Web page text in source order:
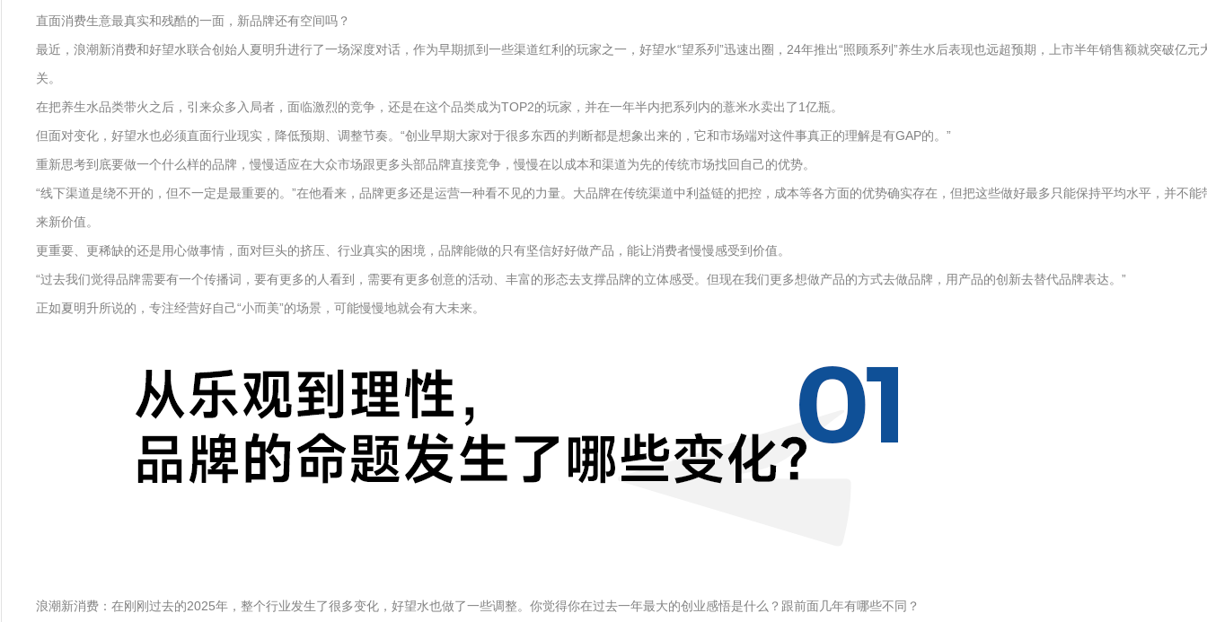
直面消费生意最真实和残酷的一面，新品牌还有空间吗？
最近，浪潮新消费和好望水联合创始人夏明升进行了一场深度对话，作为早期抓到一些渠道红利的玩家之一，好望水“望系列”迅速出圈，24年推出“照顾系列”养生水后表现也远超预期，上市半年销售额就突破亿元
关。
在把养生水品类带火之后，引来众多入局者，面临激烈的竞争，还是在这个品类成为TOP2的玩家，并在一年半内把系列内的薏米水卖出了1亿瓶。
但面对变化，好望水也必须直面行业现实，降低预期、调整节奏。“创业早期大家对于很多东西的判断都是想象出来的，它和市场端对这件事真正的理解是有GAP的。”
重新思考到底要做一个什么样的品牌，慢慢适应在大众市场跟更多头部品牌直接竞争，慢慢在以成本和渠道为先的传统市场找回自己的优势。
“线下渠道是绕不开的，但不一定是最重要的。”在他看来，品牌更多还是运营一种看不见的力量。大品牌在传统渠道中利益链的把控，成本等各方面的优势确实存在，但把这些做好最多只能保持平均水平，并不能
来新价值。
更重要、更稀缺的还是用心做事情，面对巨头的挤压、行业真实的困境，品牌能做的只有坚信好好做产品，能让消费者慢慢感受到价值。
“过去我们觉得品牌需要有一个传播词，要有更多的人看到，需要有更多创意的活动、丰富的形态去支撑品牌的立体感受。但现在我们更多想做产品的方式去做品牌，用产品的创新去替代品牌表达。”
正如夏明升所说的，专注经营好自己“小而美”的场景，可能慢慢地就会有大未来。
浪潮新消费：在刚刚过去的2025年，整个行业发生了很多变化，好望水也做了一些调整。你觉得你在过去一年最大的创业感悟是什么？跟前面几年有哪些不同？